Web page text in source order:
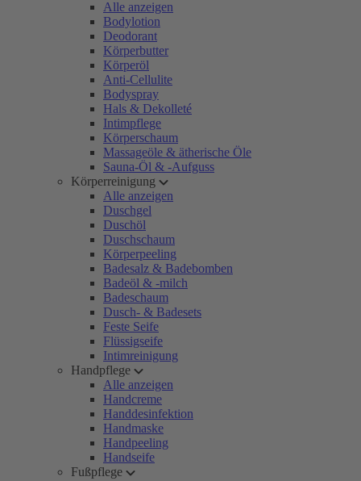
Alle anzeigen
Bodylotion
Deodorant
Körperbutter
Körperöl
Anti-Cellulite
Bodyspray
Hals & Dekolleté
Intimpflege
Körperschaum
Massageöle & ätherische Öle
Sauna-Öl & -Aufguss
Körperreinigung
Alle anzeigen
Duschgel
Duschöl
Duschschaum
Körperpeeling
Badesalz & Badebomben
Badeöl & -milch
Badeschaum
Dusch- & Badesets
Feste Seife
Flüssigseife
Intimreinigung
Handpflege
Alle anzeigen
Handcreme
Handdesinfektion
Handmaske
Handpeeling
Handseife
Fußpflege